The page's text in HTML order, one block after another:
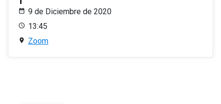
9 de Diciembre de 2020
13:45
Zoom